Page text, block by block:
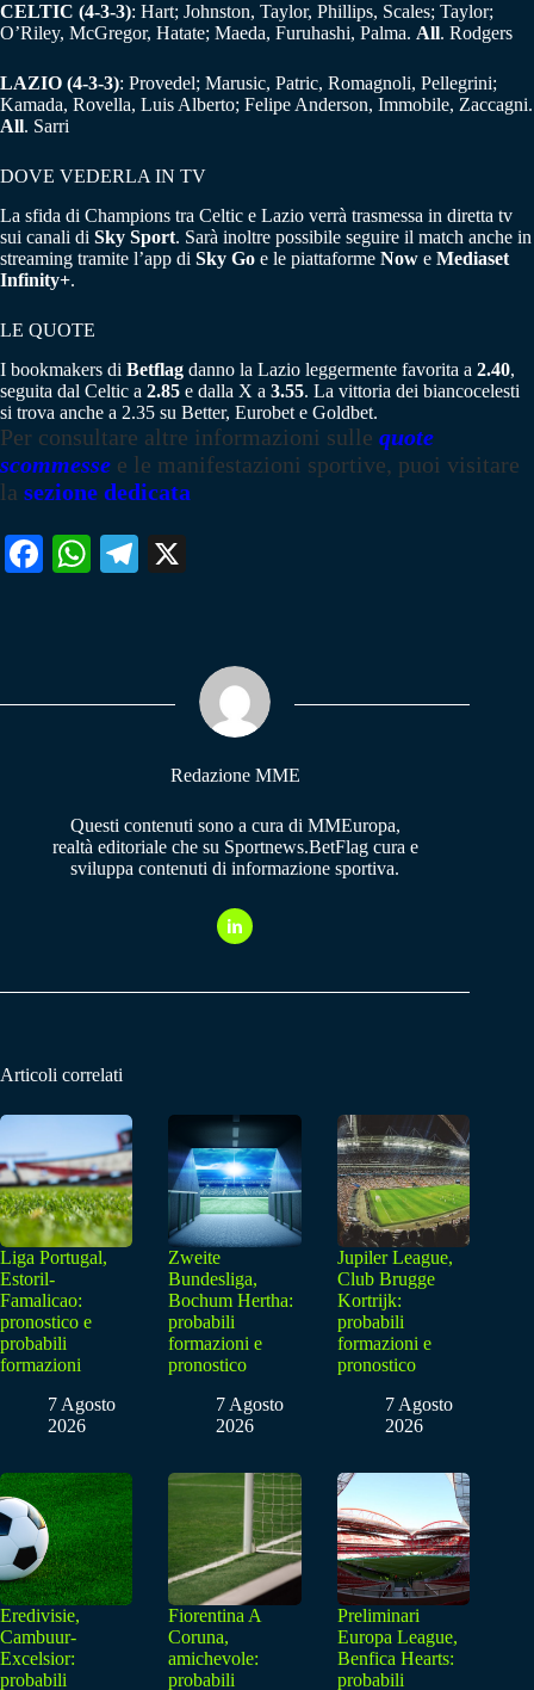
CELTIC (4-3-3): Hart; Johnston, Taylor, Phillips, Scales; Taylor;
O’Riley, McGregor, Hatate; Maeda, Furuhashi, Palma. All. Rodgers
LAZIO (4-3-3): Provedel; Marusic, Patric, Romagnoli, Pellegrini;
Kamada, Rovella, Luis Alberto; Felipe Anderson, Immobile, Zaccagni.
All. Sarri
DOVE VEDERLA IN TV
La sfida di Champions tra Celtic e Lazio verrà trasmessa in diretta tv
sui canali di Sky Sport. Sarà inoltre possibile seguire il match anche in
streaming tramite l’app di Sky Go e le piattaforme Now e Mediaset
Infinity+.
LE QUOTE
I bookmakers di Betflag danno la Lazio leggermente favorita a 2.40,
seguita dal Celtic a 2.85 e dalla X a 3.55. La vittoria dei biancocelesti
si trova anche a 2.35 su Better, Eurobet e Goldbet.
Per consultare altre informazioni sulle quote
scommesse e le manifestazioni sportive, puoi visitare
la sezione dedicata
Fa W
pp
Te
m
Redazione MME
Questi contenuti sono a cura di MMEuropa,
realtà editoriale che su Sportnews.BetFlag cura e
sviluppa contenuti di informazione sportiva.
Articoli correlati
Liga Portugal,
Estoril-
Famalicao:
pronostico e
probabili
formazioni
7 Agosto
2026
Zweite
Bundesliga,
Bochum Hertha:
probabili
formazioni e
pronostico
7 Agosto
2026
Jupiler League,
Club Brugge
Kortrijk:
probabili
formazioni e
pronostico
7 Agosto
2026
Eredivisie,
Cambuur-
Excelsior:
probabili
Fiorentina A
Coruna,
amichevole:
probabili
Preliminari
Europa League,
Benfica Hearts:
probabili